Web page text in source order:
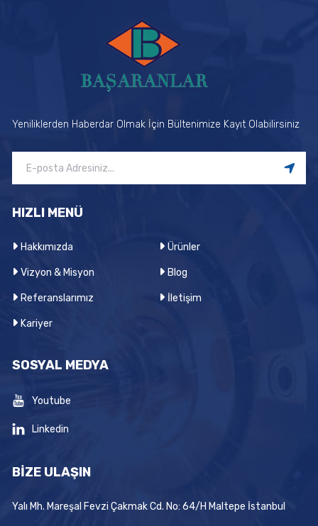
Yeniliklerden Haberdar Olmak İçin Bültenimize Kayıt Olabilirsiniz
HIZLI MENÜ
Hakkımızda
Vizyon & Misyon
Referanslarımız
Kariyer
Ürünler
Blog
İletişim
SOSYAL MEDYA
Youtube
Linkedin
BİZE ULAŞIN
Yalı Mh. Mareşal Fevzi Çakmak Cd. No: 64/H Maltepe İstanbul